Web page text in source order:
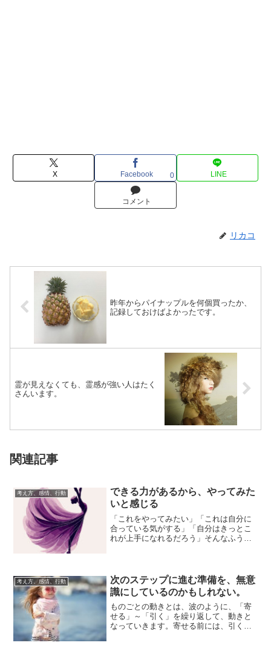
X Facebook 0 LINE
コメント
リカコ
昨年からパイナップルを何個買ったか、
記録しておけばよかったです。
霊が見えなくても、霊感が強い人はたく
さんいます。
関連記事
考え方、感情、行動
できる力があるから、やってみた
いと感じる
「これをやってみたい」「これは自分に
合っている気がする」「自分はきっとこ
れが上手になれるだろう」そんなふうに
考え方、感情、行動
次のステップに進む準備を、無意
識にしているのかもしれない。
ものごとの動きとは、波のように、「寄
せる」～「引く」を繰り返して、動きと
なっていきます。寄せる前には、引くと